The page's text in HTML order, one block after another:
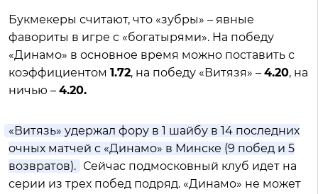
Букмекеры считают, что «зубры» – явные
фавориты в игре с «богатырями». На победу
«Динамо» в основное время можно поставить с
коэффициентом 1.72, на победу «Витязя» – 4.20, на
ничью – 4.20.
«Витязь» удержал фору в 1 шайбу в 14 последних
очных матчей с «Динамо» в Минске (9 побед и 5
возвратов). Сейчас подмосковный клуб идет на
серии из трех побед подряд. «Динамо» не может